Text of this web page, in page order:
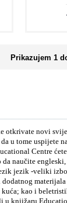
Prikazujem 1
otkrivate novi
da u tome uspijete
Centre
da naučite
jezik -veliki
dodatnog
kao i
u knjižaru